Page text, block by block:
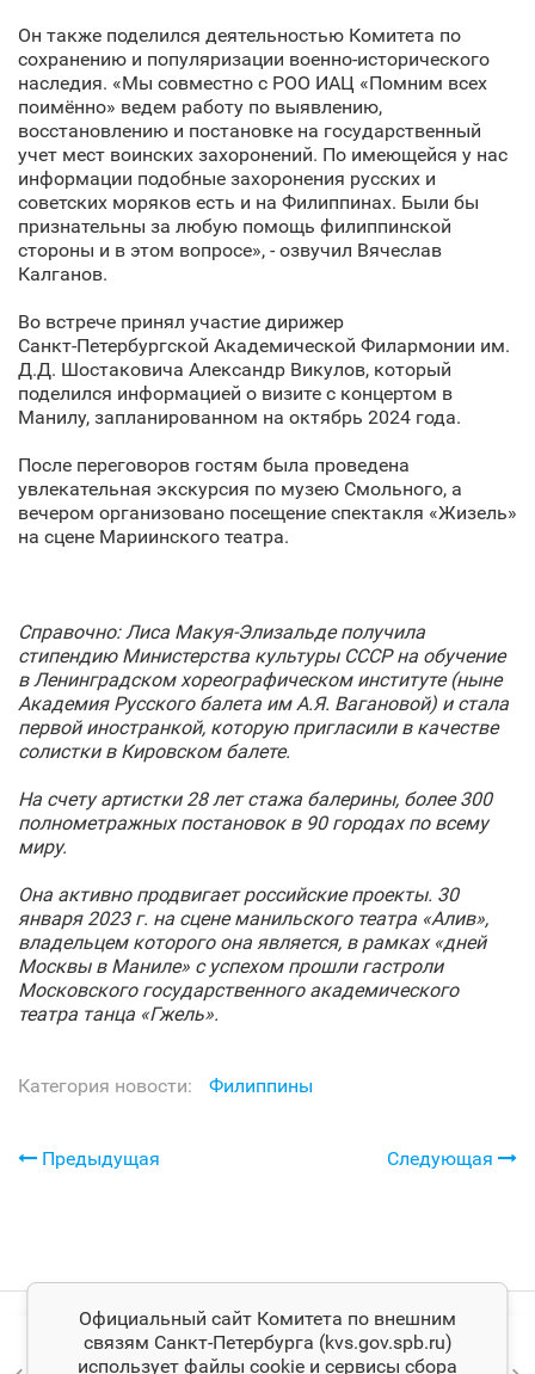
Он также поделился деятельностью Комитета по
сохранению и популяризации военно-исторического
наследия. «Мы совместно с РОО ИАЦ «Помним всех
поимённо» ведем работу по выявлению,
восстановлению и постановке на государственный
учет мест воинских захоронений. По имеющейся у нас
информации подобные захоронения русских и
советских моряков есть и на Филиппинах. Были бы
признательны за любую помощь филиппинской
стороны и в этом вопросе», - озвучил Вячеслав
Калганов.
Во встрече принял участие дирижер
Санкт‑Петербургской Академической Филармонии им.
Д.Д. Шостаковича Александр Викулов, который
поделился информацией о визите с концертом в
Манилу, запланированном на октябрь 2024 года.
После переговоров гостям была проведена
увлекательная экскурсия по музею Смольного, а
вечером организовано посещение спектакля «Жизель»
на сцене Мариинского театра.
Справочно: Лиса Макуя-Элизальде получила
стипендию Министерства культуры СССР на обучение
в Ленинградском хореографическом институте (ныне
Академия Русского балета им А.Я. Вагановой) и стала
первой иностранкой, которую пригласили в качестве
солистки в Кировском балете.
На счету артистки 28 лет стажа балерины, более 300
полнометражных постановок в 90 городах по всему
миру.
Она активно продвигает российские проекты. 30
января 2023 г. на сцене манильского театра «Алив»,
владельцем которого она является, в рамках «дней
Москвы в Маниле» с успехом прошли гастроли
Московского государственного академического
театра танца «Гжель».
Категория новости: Филиппины
Предыдущая Следующая
Официальный сайт Комитета по внешним
связям Санкт‑Петербурга (kvs.gov.spb.ru)
использует файлы cookie и сервисы сбора